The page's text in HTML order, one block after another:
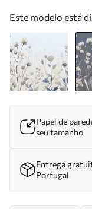
Este modelo está
Papel de
seu tamanho
Entrega
Portugal